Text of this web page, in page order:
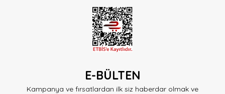
E-BÜLTEN
Kampanya ve fırsatlardan ilk siz haberdar olmak ve